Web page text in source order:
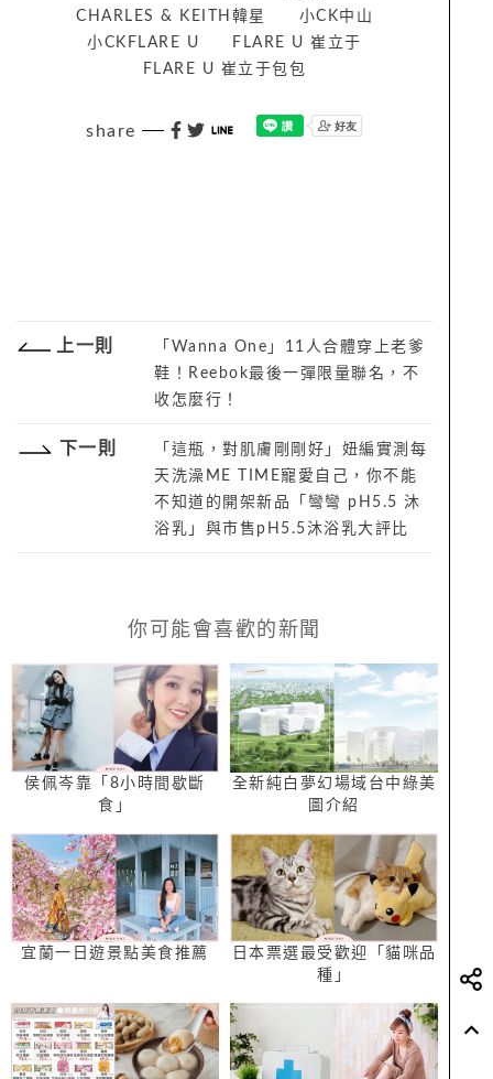
CHARLES & KEITH韓星
小CK中山
小CKFLARE U
FLARE U 崔立于
FLARE U 崔立于包包
share
上一則
「Wanna One」11人合體穿上老爹
鞋！Reebok最後一彈限量聯名，不
收怎麼行！
下一則
「這瓶，對肌膚剛剛好」妞編實測每
天洗澡ME TIME寵愛自己，你不能
不知道的開架新品「彎彎 pH5.5 沐
浴乳」與市售pH5.5沐浴乳大評比
你可能會喜歡的新聞
侯佩岑靠「8小時間歇斷
食」
全新純白夢幻場域台中綠美
圖介紹
宜蘭一日遊景點美食推薦
日本票選最受歡迎「貓咪品
種」